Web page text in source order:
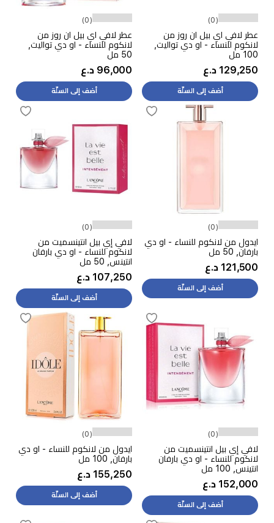
(0)
عطر لافي اي بيل ان روز من
لانكوم للنساء - او دي تواليت,
100 مل
129,250 د.ع
أضف إلى السلّة
(0)
عطر لافي اي بيل ان روز من
لانكوم للنساء - او دي تواليت,
50 مل
96,000 د.ع
أضف إلى السلّة
(0)
ايدول من لانكوم للنساء - او دي
بارفان, 50 مل
121,500 د.ع
أضف إلى السلّة
(0)
لافي إي بيل انتينسميت من
لانكوم للنساء - او دي بارفان
انتينس, 50 مل
107,250 د.ع
أضف إلى السلّة
(0)
لافي إي بيل انتينسميت من
لانكوم للنساء - او دي بارفان
انتينس, 100 مل
152,000 د.ع
أضف إلى السلّة
(0)
ايدول من لانكوم للنساء - او دي
بارفان, 100 مل
155,250 د.ع
أضف إلى السلّة